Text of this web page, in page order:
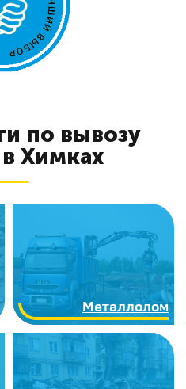
по вывозу
Химках
Металлолом